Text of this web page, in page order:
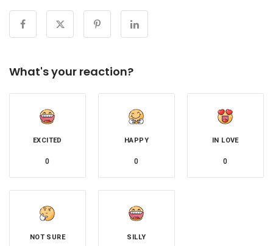
What's your reaction?
EXCITED
0
HAPPY
0
IN LOVE
0
NOT SURE SILLY